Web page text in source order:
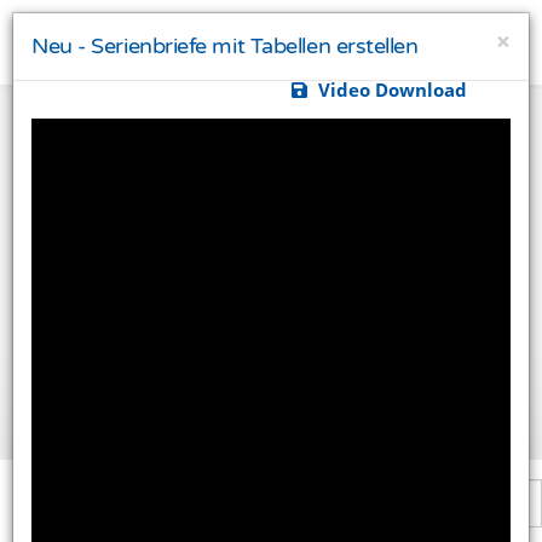
×
Neu - Serienbriefe mit Tabellen erstellen
Video Download